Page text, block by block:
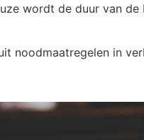
wordt de duur van de
noodmaatregelen in